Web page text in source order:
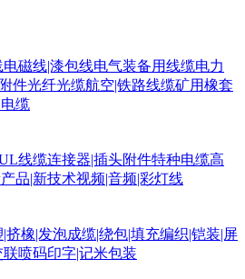
电磁线|漆包线电气装备用线缆电力
件光纤光缆航空|铁路线缆矿用橡套
缆
线缆连接器|插头附件特种电缆高
品|新技术视频|音频|彩灯线
|挤橡|发泡成缆|绕包|填充编织|铠装|屏
联喷码印字|记米包装